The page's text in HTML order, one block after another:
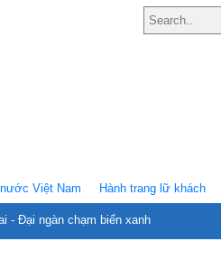
- Đại ngàn chạm biển xanh
nước Việt Nam Hành trang lữ khách